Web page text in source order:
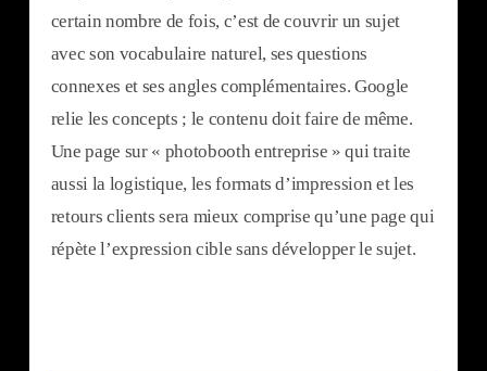
certain nombre de fois, c’est de couvrir un sujet
avec son vocabulaire naturel, ses questions
connexes et ses angles complémentaires. Google
relie les concepts ; le contenu doit faire de même.
Une page sur « photobooth entreprise » qui traite
aussi la logistique, les formats d’impression et les
retours clients sera mieux comprise qu’une page qui
répète l’expression cible sans développer le sujet.